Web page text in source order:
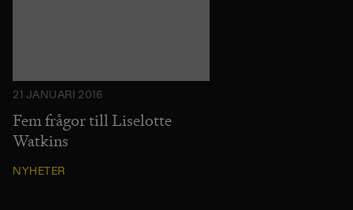
21 JANUARI 2016
Fem frågor till Liselotte
Watkins
NYHETER